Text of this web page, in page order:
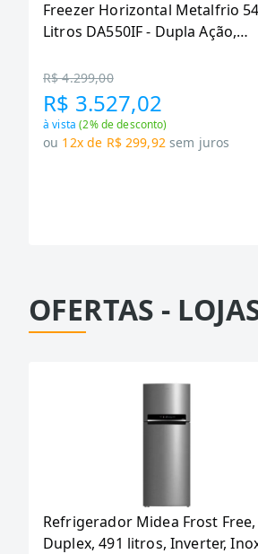
Freezer Horizontal Metalfrio
Litros DA550IF - Dupla Ação,
R$ 4.299,00
R$ 3.527,02
à vista(2% de desconto)
ou 12x de R$ 299,92 sem juros
OFERTAS -
Refrigerador Midea Frost Free,
Duplex, 491 litros, Inverter,